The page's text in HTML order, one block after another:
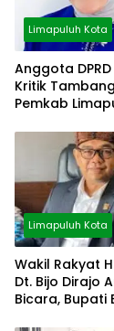
Limapuluh Kota
Anggota
Kritik
Pemkab
Limapuluh Kota
Wakil Rakyat
Dt. Bijo Dirajo
Bicara, Bupati